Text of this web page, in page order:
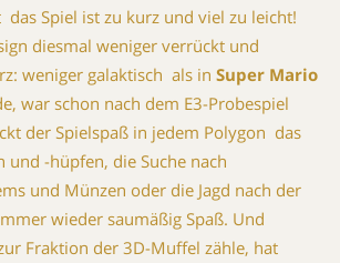
das Spiel ist zu kurz und viel zu leicht!
diesmal weniger verrückt und
weniger galaktisch  als in Super Mario
war schon nach dem E3-Probespiel
der Spielspaß in jedem Polygon  das
und -hüpfen, die Suche nach
und Münzen oder die Jagd nach der
wieder saumäßig Spaß. Und
Fraktion der 3D-Muffel zähle, hat